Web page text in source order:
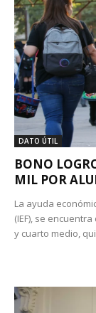
DATO ÚTIL
BONO
MIL POR
La ayuda
(IEF), se
y cuarto medio,